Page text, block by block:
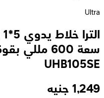
Ultra
UHB105SE
1,249 جنيه